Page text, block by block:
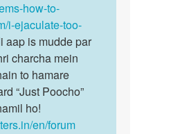
how-to-
i-ejaculate-too-
aap is mudde par
charcha mein
to hamare
“Just Poocho”
ho!
en/forum